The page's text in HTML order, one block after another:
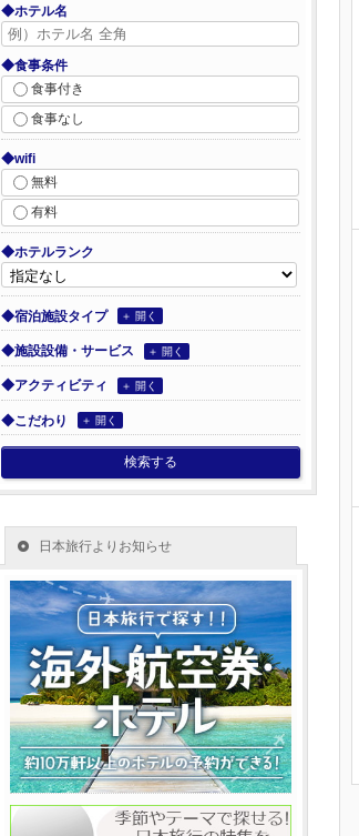
◆ホテル名
◆食事条件
食事付き
食事なし
◆wifi
無料
有料
◆ホテルランク
◆宿泊施設タイプ ＋ 開く
◆施設設備・サービス ＋ 開く
◆アクティビティ ＋ 開く
◆こだわり ＋ 開く
検索する